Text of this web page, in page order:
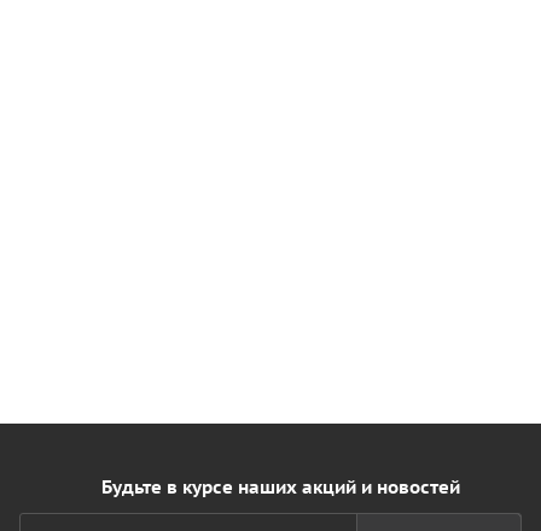
Будьте в курсе наших акций и новостей